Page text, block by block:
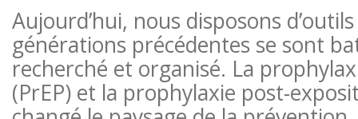
Aujourd’hui, nous disposons
générations précédentes se sont
recherché et organisé. La
(PrEP) et la prophylaxie post-